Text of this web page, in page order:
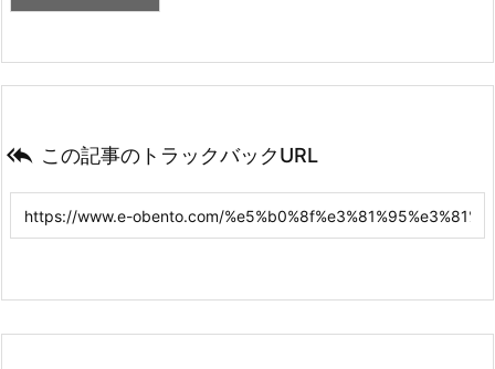
 この記事のトラックバックURL